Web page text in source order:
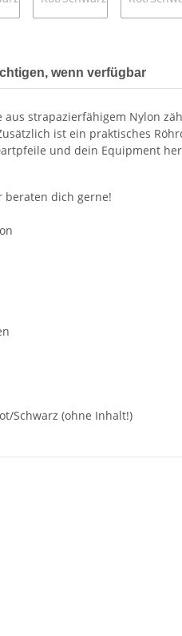
wenn verfügbar
aus strapazierfähigem Nylon
ist ein praktisches
und dein Equipment
beraten dich gerne!
Schwarz (ohne Inhalt!)